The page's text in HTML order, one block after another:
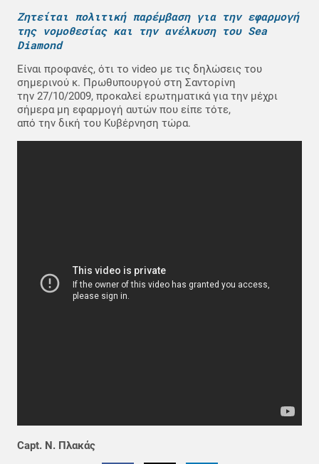
Ζητείται πολιτική παρέμβαση για την εφαρμογή
της νομοθεσίας και την ανέλκυση του Sea
Diamond
Είναι προφανές, ότι το video με τις δηλώσεις του
σημερινού κ. Πρωθυπουργού στη Σαντορίνη
την 27/10/2009, προκαλεί ερωτηματικά για την μέχρι
σήμερα μη εφαρμογή αυτών που είπε τότε,
από την δική του Κυβέρνηση τώρα.
Capt. Ν. Πλακάς